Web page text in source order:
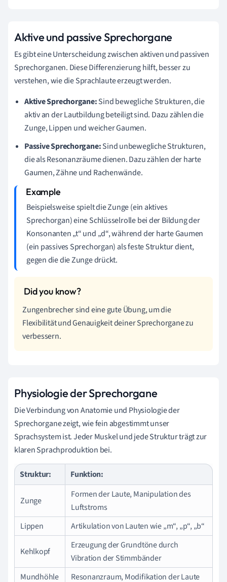
Aktive und passive Sprechorgane
Es gibt eine Unterscheidung zwischen aktiven und passiven
Sprechorganen. Diese Differenzierung hilft, besser zu
verstehen, wie die Sprachlaute erzeugt werden.
Aktive Sprechorgane:Sind bewegliche Strukturen, die
aktiv an der Lautbildung beteiligt sind. Dazu zählen die
Zunge, Lippen und weicher Gaumen.
Passive Sprechorgane:Sind unbewegliche Strukturen,
die als Resonanzräume dienen. Dazu zählen der harte
Gaumen, Zähne und Rachenwände.
Beispielsweise spielt die Zunge (ein aktives
Sprechorgan) eine Schlüsselrolle bei der Bildung der
Konsonanten „t“ und „d“, während der harte Gaumen
(ein passives Sprechorgan) als feste Struktur dient,
gegen die die Zunge drückt.
Zungenbrecher sind eine gute Übung, um die
Flexibilität und Genauigkeit deiner Sprechorgane zu
verbessern.
Physiologie der Sprechorgane
Die Verbindung von Anatomie und Physiologie der
Sprechorgane zeigt, wie fein abgestimmt unser
Sprachsystem ist. Jeder Muskel und jede Struktur trägt zur
klaren Sprachproduktion bei.
Struktur: Funktion:
Zunge
Formen der Laute, Manipulation des
Luftstroms
Lippen
Artikulation von Lauten wie „m“, „p“, „b“
Kehlkopf
Erzeugung der Grundtöne durch
Vibration der Stimmbänder
Mundhöhle
Resonanzraum, Modifikation der Laute